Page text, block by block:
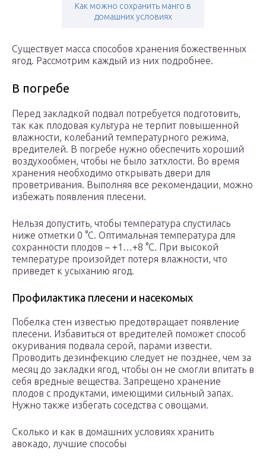
Как можно сохранить манго в
домашних условиях
Существует масса способов хранения божественных
ягод. Рассмотрим каждый из них подробнее.
В погребе
Перед закладкой подвал потребуется подготовить,
так как плодовая культура не терпит повышенной
влажности, колебаний температурного режима,
вредителей. В погребе нужно обеспечить хороший
воздухообмен, чтобы не было затхлости. Во время
хранения необходимо открывать двери для
проветривания. Выполняя все рекомендации, можно
избежать появления плесени.
Нельзя допустить, чтобы температура спустилась
ниже отметки 0 °C. Оптимальная температура для
сохранности плодов – +1…+8 °C. При высокой
температуре произойдет потеря влажности, что
приведет к усыханию ягод.
Профилактика плесени и насекомых
Побелка стен известью предотвращает появление
плесени. Избавиться от вредителей поможет способ
окуривания подвала серой, парами извести.
Проводить дезинфекцию следует не позднее, чем за
месяц до закладки ягод, чтобы он не смогли впитать в
себя вредные вещества. Запрещено хранение
плодов с продуктами, имеющими сильный запах.
Нужно также избегать соседства с овощами.
Сколько и как в домашних условиях хранить
авокадо, лучшие способы